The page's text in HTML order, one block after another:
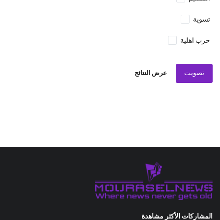
تسوية
حرب اهلية
تصويت عرض النتائج
المشاركات الأكثر مشاهدة